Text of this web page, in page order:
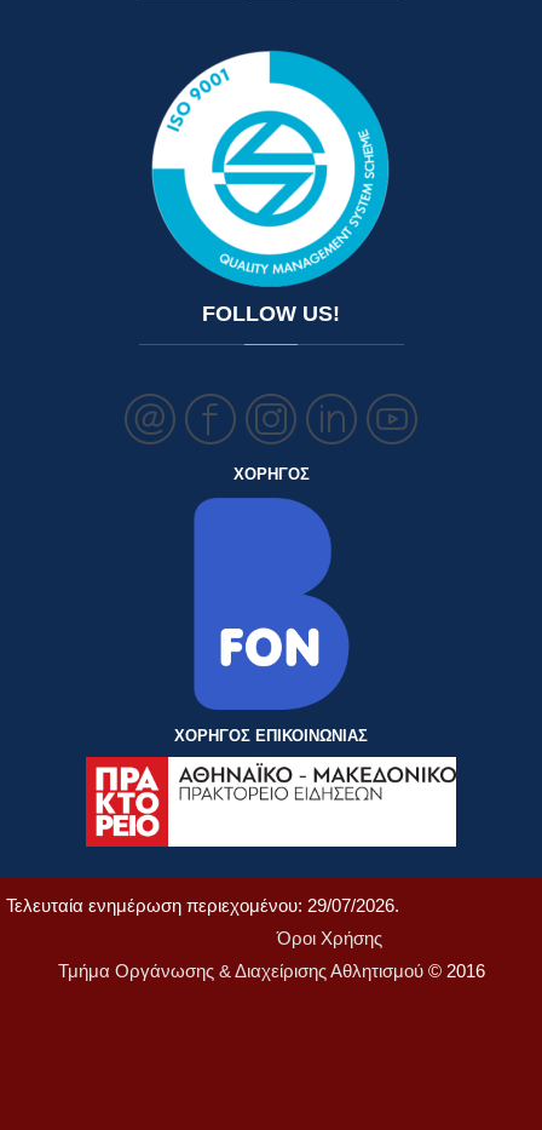
FOLLOW US!
ΧΟΡΗΓΟΣ
ΧΟΡΗΓΟΣ ΕΠΙΚΟΙΝΩΝΙΑΣ
Τελευταία ενημέρωση περιεχομένου: 29/07/2026.
Όροι Χρήσης
Τμήμα Οργάνωσης & Διαχείρισης Αθλητισμού© 2016